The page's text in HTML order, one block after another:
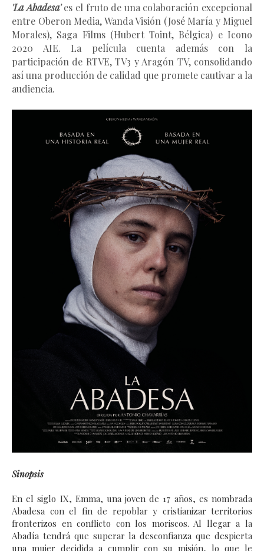
'La Abadesa' es el fruto de una colaboración excepcional
entre Oberon Media, Wanda Visión (José María y Miguel
Morales), Saga Films (Hubert Toint, Bélgica) e Icono
2020 AIE. La película cuenta además con la
participación de RTVE, TV3 y Aragón TV, consolidando
así una producción de calidad que promete cautivar a la
audiencia.
Sinopsis
En el siglo IX, Emma, una joven de 17 años, es nombrada
Abadesa con el fin de repoblar y cristianizar territorios
fronterizos en conflicto con los moriscos. Al llegar a la
Abadía tendrá que superar la desconfianza que despierta
una mujer decidida a cumplir con su misión, lo que le